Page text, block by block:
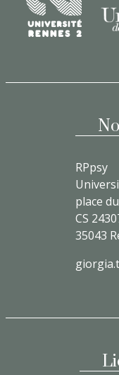
RPpsy
place
CS
35043